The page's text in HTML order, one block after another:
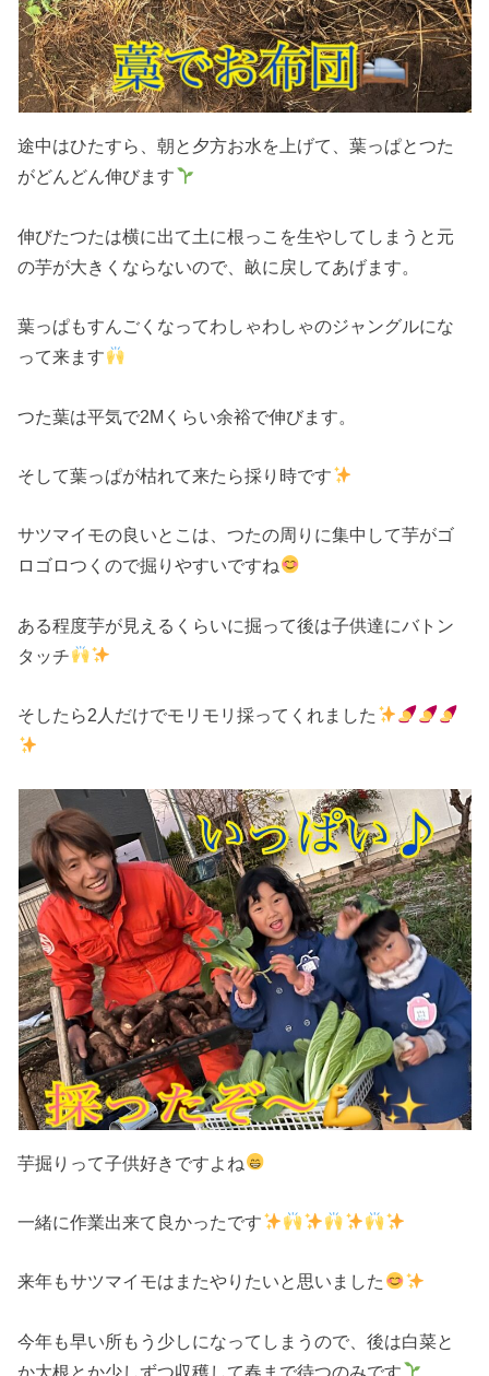
途中はひたすら、朝と夕方お水を上げて、葉っぱとつた
がどんどん伸びます
伸びたつたは横に出て土に根っこを生やしてしまうと元
の芋が大きくならないので、畝に戻してあげます。
葉っぱもすんごくなってわしゃわしゃのジャングルにな
って来ます
つた葉は平気で2Mくらい余裕で伸びます。
そして葉っぱが枯れて来たら採り時です
サツマイモの良いとこは、つたの周りに集中して芋がゴ
ロゴロつくので掘りやすいですね
ある程度芋が見えるくらいに掘って後は子供達にバトン
タッチ
そしたら2人だけでモリモリ採ってくれました
芋掘りって子供好きですよね
一緒に作業出来て良かったです
来年もサツマイモはまたやりたいと思いました
今年も早い所もう少しになってしまうので、後は白菜と
か大根とか少しずつ収穫して春まで待つのみです